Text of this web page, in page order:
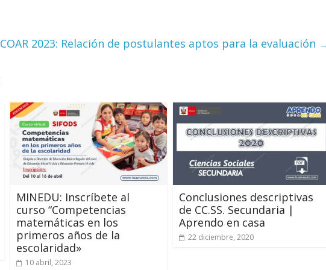
COAR 2023: Relación de postulantes aptos para la evaluación
MINEDU: Inscríbete al
curso “Competencias
matemáticas en los
primeros años de la
escolaridad»
10 abril, 2023
Conclusiones descriptivas
de CC.SS. Secundaria |
Aprendo en casa
22 diciembre, 2020